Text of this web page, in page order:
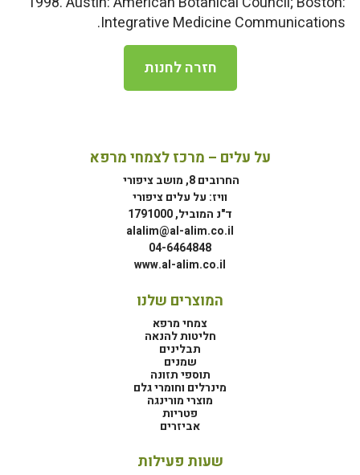
Integrative Medicine Communications.
חזרה לחנות
על עלים – מרכז לצמחי מרפא
החרובים 8, מושב ציפורי
וויז: על עלים ציפורי
ד"נ המוביל, 1791000
alalim@al-alim.co.il
04-6464848
www.al-alim.co.il
המוצרים שלנו
צמחי מרפא
חליטות להנאה
תבלינים
שמנים
תוספי תזונה
מינרלים וחומרי גלם
מוצרי מורינגה
פטריות
אביזרים
שעות פעילות